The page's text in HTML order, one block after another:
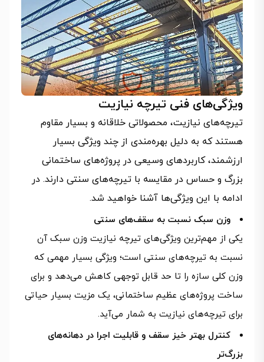
ویژگی‌های فنی تیرچه نیازیت
تیرچه‌های نیازیت، محصولاتی خلاقانه و بسیار مقاوم
هستند که به دلیل بهره‌مندی از چند ویژگی بسیار
ارزشمند، کاربردهای وسیعی در پروژه‌های ساختمانی
بزرگ و حساس در مقایسه با تیرچه‌های سنتی دارند. در
ادامه با این ویژگی‌ها آشنا خواهید شد.
وزن سبک نسبت به سقف‌های سنتی
یکی از مهم‌ترین ویژگی‌های تیرچه نیازیت وزن سبک آن
نسبت به تیرچه‌های سنتی است؛ ویژگی بسیار مهمی که
وزن کلی سازه را تا حد قابل توجهی کاهش می‌دهد و برای
ساخت پروژه‌های عظیم ساختمانی، یک مزیت بسیار حیاتی
برای تیرچه‌های نیازیت به شمار می‌آید.
کنترل بهتر خیز سقف و قابلیت اجرا در دهانه‌های
بزرگ‌تر